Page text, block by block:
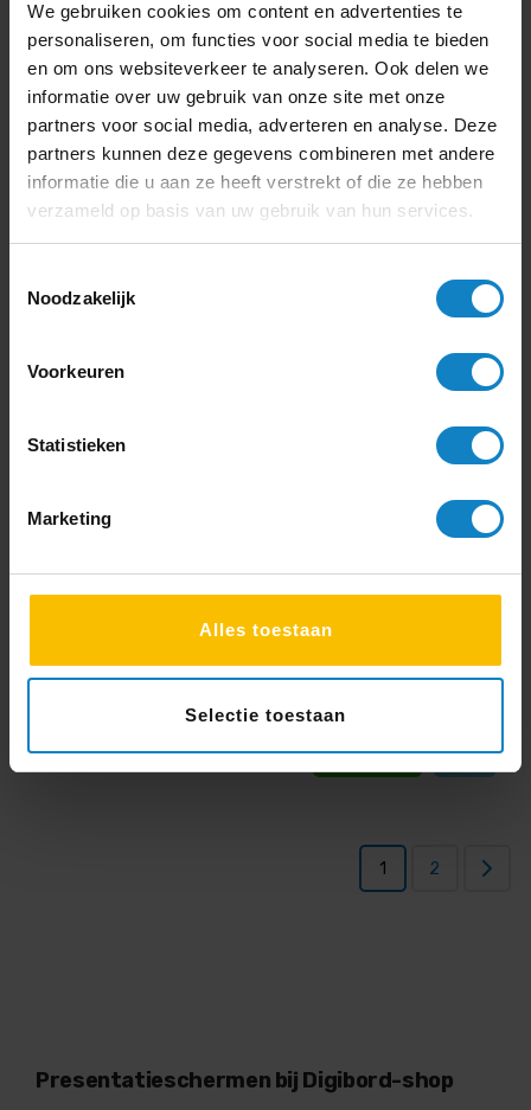
We gebruiken cookies om content en advertenties te
personaliseren, om functies voor social media te bieden
en om ons websiteverkeer te analyseren. Ook delen we
informatie over uw gebruik van onze site met onze
partners voor social media, adverteren en analyse. Deze
partners kunnen deze gegevens combineren met andere
informatie die u aan ze heeft verstrekt of die ze hebben
verzameld op basis van uw gebruik van hun services.
Noodzakelijk
Voorkeuren
Statistieken
Marketing
Alles toestaan
Selectie toestaan
Viewsonic CDE5530 presentatie
scherm
Schermgrootte:55 inch (140cm)
Kijkafstand:
Tot 5 meter
Helderheid cd/m²:
500
846,- incl. btw
Kijkafstand:Tot 5 meter
Offerte
1 2
Presentatieschermen bij Digibord-shop